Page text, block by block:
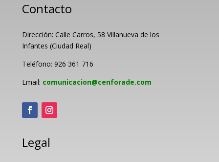
Contacto
Dirección: Calle Carros, 58 Villanueva de los
Infantes (Ciudad Real)
Teléfono: 926 361 716
Email: comunicacion@cenforade.com
Legal